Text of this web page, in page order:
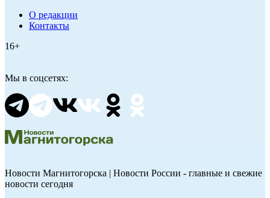
О редакции
Контакты
16+
Мы в соцсетях:
Новости Магнитогорска | Новости России - главные и свежие
новости сегодня